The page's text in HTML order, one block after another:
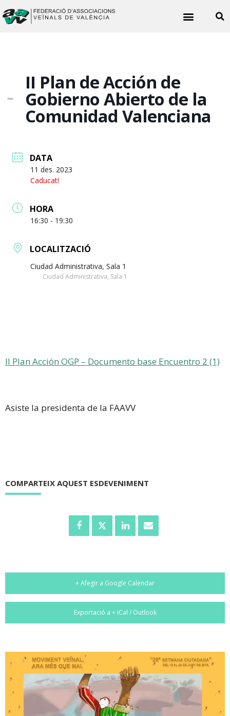
II Plan de Acción de
Gobierno Abierto de la
Comunidad Valenciana
DATA
11 des. 2023
Caducat!
HORA
16:30 - 19:30
LOCALITZACIÓ
Ciudad Administrativa, Sala 1
Ciudad Administrativa, Sala 1
II Plan Acción OGP – Documento base Encuentro 2 (1)
Asiste la presidenta de la FAAVV
COMPARTEIX AQUEST ESDEVENIMENT
+ Afegir a Google Calendar
Exportació a + iCal / Outlook